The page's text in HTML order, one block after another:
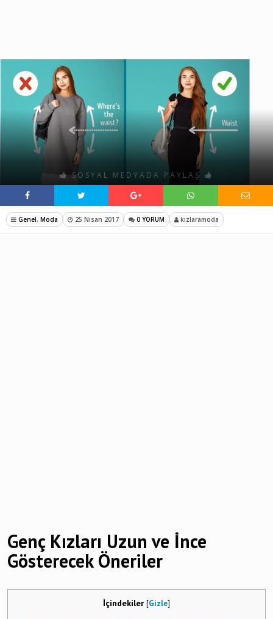
SOSYAL MEDYADA PAYLAŞ
Genel, Moda 25 Nisan 2017 0 YORUM kizlaramoda
Genç Kızları Uzun ve İnce
Gösterecek Öneriler
İçindekiler [Gizle]